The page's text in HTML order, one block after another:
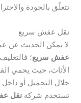
تتعلّق بالجودة
نقل عفش سريع
لا يمكن الحديث عن
عفش سريع؛
الأثاث، حيث يحمي
خلال التحميل أو داخل
تستخدم شركةنقل